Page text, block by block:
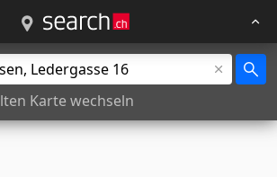
Karte wechseln